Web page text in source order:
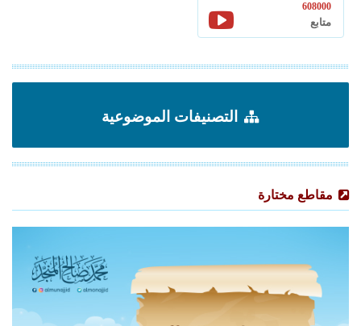
608000
متابع
التصنيفات الموضوعية
مقاطع مختارة